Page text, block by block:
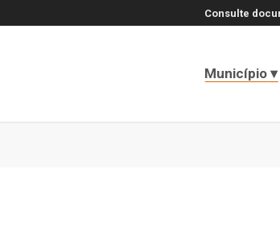
Consulte
Município